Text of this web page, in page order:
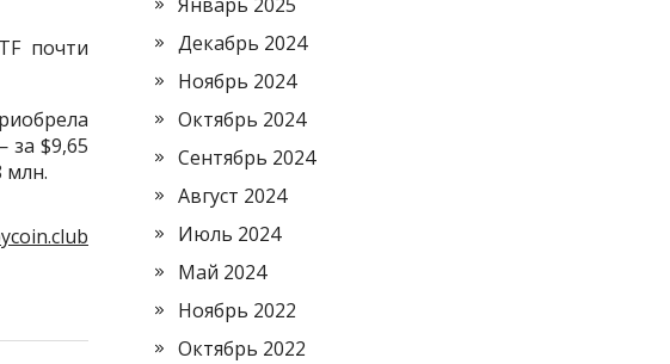
почти
$9,65
млн.
Декабрь 2024
Ноябрь 2024
Октябрь 2024
Сентябрь 2024
Август 2024
Июль 2024
Май 2024
Ноябрь 2022
Октябрь 2022